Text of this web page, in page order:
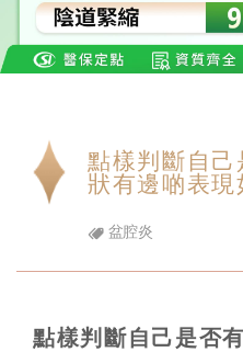
點樣判斷自
狀有邊啲表現
盆腔炎
點樣判斷自己是否